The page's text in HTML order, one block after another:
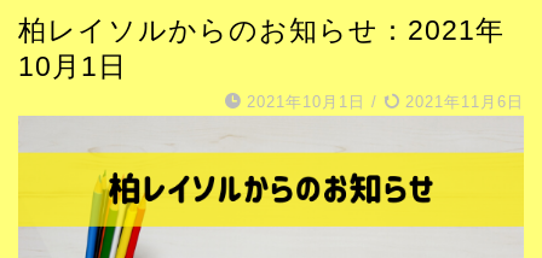
柏レイソルからのお知らせ：2021年
10月1日
2021年10月1日 / 2021年11月6日